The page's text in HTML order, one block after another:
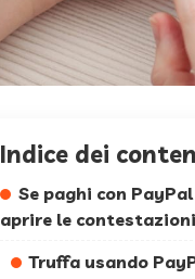
Indice dei
Se paghi con
aprire le contestazioni
Truffa usando